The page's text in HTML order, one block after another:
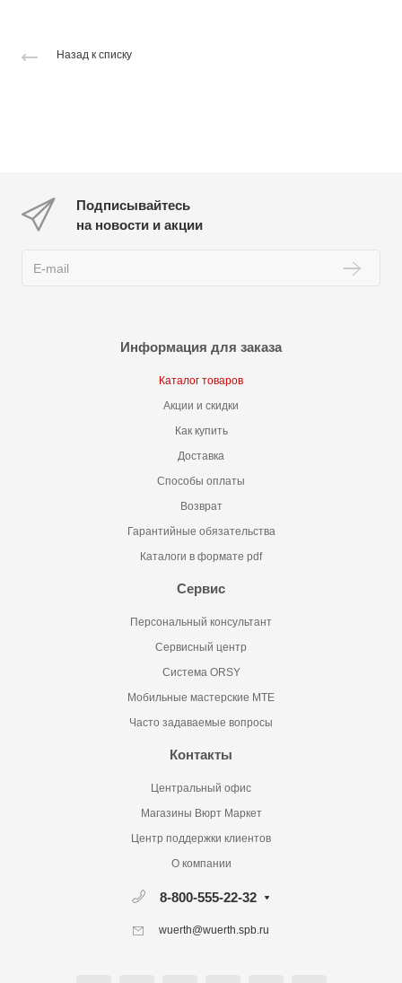
Назад к списку
Подписывайтесь
на новости и акции
Информация для заказа
Каталог товаров
Акции и скидки
Как купить
Доставка
Способы оплаты
Возврат
Гарантийные обязательства
Каталоги в формате pdf
Сервис
Персональный консультант
Сервисный центр
Система ORSY
Мобильные мастерские MTE
Часто задаваемые вопросы
Контакты
Центральный офис
Магазины Вюрт Маркет
Центр поддержки клиентов
О компании
8-800-555-22-32
wuerth@wuerth.spb.ru